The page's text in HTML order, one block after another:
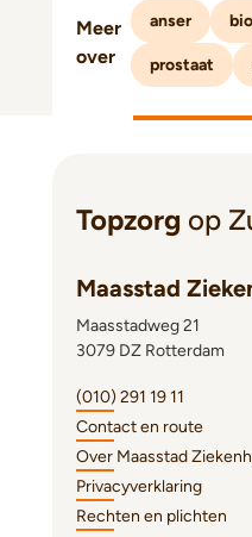
Meer
over
anser
prostaat
Topzorg op
Maasstad
Maasstadweg 21
3079 DZ Rotterdam
(010) 291 19 11
Contact en route
Over Maasstad
Privacyverklaring
Rechten en plichten